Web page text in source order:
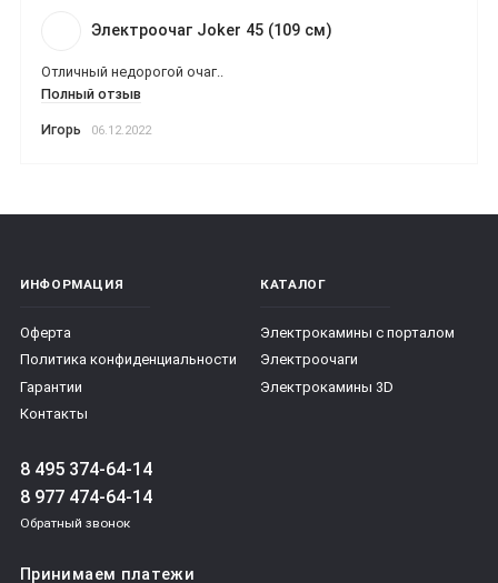
Электроочаг Joker 45 (109 см)
Отличный недорогой очаг..
Полный отзыв
Игорь 06.12.2022
ИНФОРМАЦИЯ
Оферта
Политика конфиденциальности
Гарантии
Контакты
КАТАЛОГ
Электрокамины с порталом
Электроочаги
Электрокамины 3D
8 495 374-64-14
8 977 474-64-14
Обратный звонок
Принимаем платежи